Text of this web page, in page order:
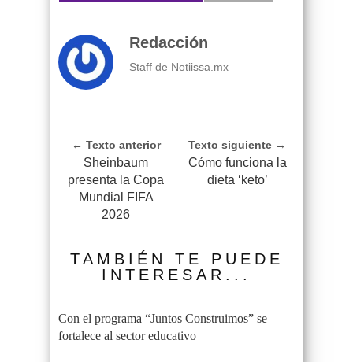
Redacción
Staff de Notiissa.mx
← Texto anterior
Sheinbaum
presenta la Copa
Mundial FIFA
2026
Texto siguiente →
Cómo funciona la
dieta ‘keto’
TAMBIÉN TE PUEDE
INTERESAR...
Con el programa “Juntos Construimos” se
fortalece al sector educativo